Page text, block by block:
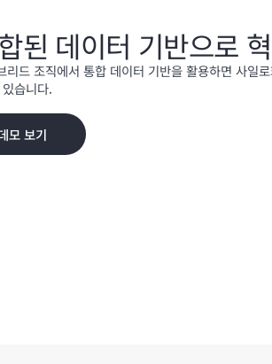
된 데이터 기반으로
리드 조직에서 통합 데이터 기반을 활용하면 사일
습니다.
모 보기